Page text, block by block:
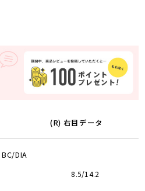
(R) 右目データ
BC/DIA
8.5/14.2